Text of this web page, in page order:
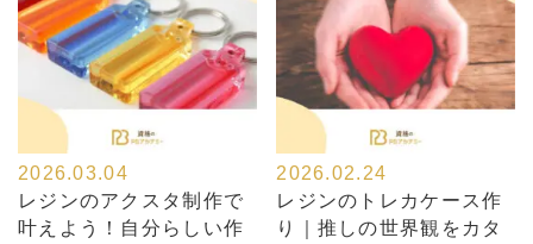
2026.03.04
レジンのアクスタ制作で
叶えよう！自分らしい作
2026.02.24
レジンのトレカケース作
り｜推しの世界観をカタ